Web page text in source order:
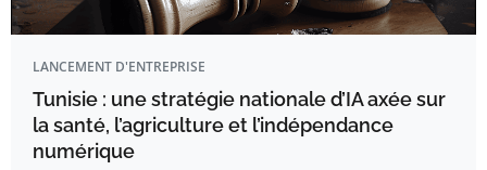
LANCEMENT D'ENTREPRISE
Tunisie : une stratégie nationale d’IA axée sur
la santé, l’agriculture et l’indépendance
numérique